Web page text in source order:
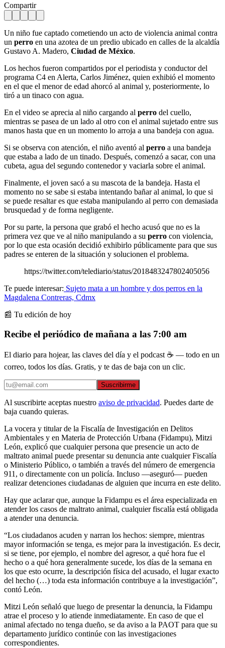
Compartir
Un niño fue captado cometiendo un acto de violencia animal contra
un perro en una azotea de un predio ubicado en calles de la alcaldía
Gustavo A. Madero, Ciudad de México.
Los hechos fueron compartidos por el periodista y conductor del
programa C4 en Alerta, Carlos Jiménez, quien exhibió el momento
en el que el menor de edad ahorcó al animal y, posteriormente, lo
tiró a un tinaco con agua.
En el video se aprecia al niño cargando al perro del cuello,
mientras se pasea de un lado al otro con el animal sujetado entre sus
manos hasta que en un momento lo arroja a una bandeja con agua.
Si se observa con atención, el niño aventó al perro a una bandeja
que estaba a lado de un tinado. Después, comenzó a sacar, con una
cubeta, agua del segundo contenedor y vaciarla sobre el animal.
Finalmente, el joven sacó a su mascota de la bandeja. Hasta el
momento no se sabe si estaba intentando bañar al animal, lo que si
se puede resaltar es que estaba manipulando al perro con demasiada
brusquedad y de forma negligente.
Por su parte, la persona que grabó el hecho acusó que no es la
primera vez que ve al niño manipulando a su perro con violencia,
por lo que esta ocasión decidió exhibirlo públicamente para que sus
padres se enteren de la situación y solucionen el problema.
https://twitter.com/telediario/status/2018483247802405056
Te puede interesar: Sujeto mata a un hombre y dos perros en la
Magdalena Contreras, Cdmx
📰 Tu edición de hoy
Recibe el periódico de mañana a las 7:00 am
El diario para hojear, las claves del día y el podcast ☕ — todo en un
correo, todos los días. Gratis, y te das de baja con un clic.
Suscribirme
Al suscribirte aceptas nuestro aviso de privacidad. Puedes darte de
baja cuando quieras.
La vocera y titular de la Fiscalía de Investigación en Delitos
Ambientales y en Materia de Protección Urbana (Fidampu), Mitzi
León, explicó que cualquier persona que presencie un acto de
maltrato animal puede presentar su denuncia ante cualquier Fiscalía
o Ministerio Público, o también a través del número de emergencia
911, o directamente con un policía. Incluso —aseguró— pueden
realizar detenciones ciudadanas de alguien que incurra en este delito.
Hay que aclarar que, aunque la Fidampu es el área especializada en
atender los casos de maltrato animal, cualquier fiscalía está obligada
a atender una denuncia.
“Los ciudadanos acuden y narran los hechos: siempre, mientras
mayor información se tenga, es mejor para la investigación. Es decir,
si se tiene, por ejemplo, el nombre del agresor, a qué hora fue el
hecho o a qué hora generalmente sucede, los días de la semana en
los que esto ocurre, la descripción física del acusado, el lugar exacto
del hecho (…) toda esta información contribuye a la investigación”,
contó León.
Mitzi León señaló que luego de presentar la denuncia, la Fidampu
atrae el proceso y lo atiende inmediatamente. En caso de que el
animal afectado no tenga dueño, se da aviso a la PAOT para que su
departamento jurídico continúe con las investigaciones
correspondientes.